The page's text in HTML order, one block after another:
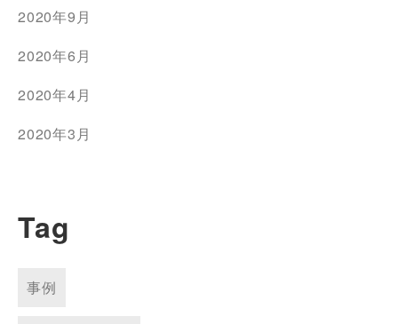
2020年9月
2020年6月
2020年4月
2020年3月
Tag
事例